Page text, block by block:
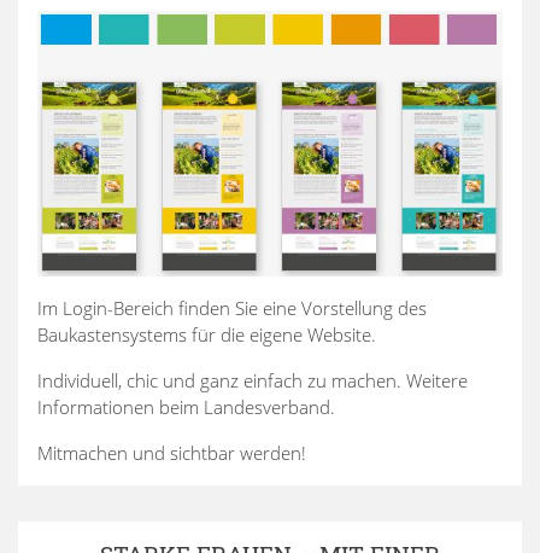
Im Login-Bereich finden Sie eine Vorstellung des
Baukastensystems für die eigene Website.
Individuell, chic und ganz einfach zu machen. Weitere
Informationen beim Landesverband.
Mitmachen und sichtbar werden!